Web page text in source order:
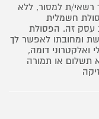
רשאי/ת למסור, ללא
חשמלית
עסק זה. הפסולת
ומחובתו לאפשר לך
דומה,
תשלום או תמורה